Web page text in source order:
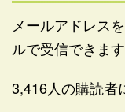
メールアドレス
ルで受信できます
3,416人の購読者